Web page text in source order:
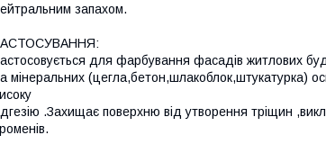
запахом.
для фарбування фасадів житлових
мінеральних (цегла,бетон,шлакоблок,штукатурка)
.Захищає поверхню від утворення тріщин